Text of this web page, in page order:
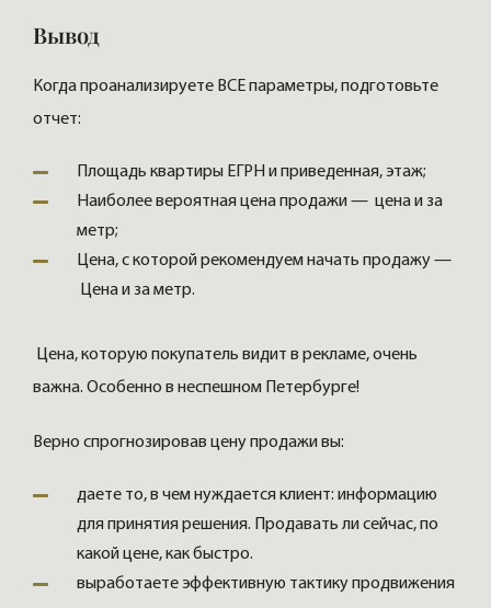
Вывод
Когда проанализируете ВСЕ параметры, подготовьте
отчет:
Площадь квартиры ЕГРН и приведенная, этаж;
Наиболее вероятная цена продажи — цена и за
метр;
Цена, с которой рекомендуем начать продажу —
Цена и за метр.
Цена, которую покупатель видит в рекламе, очень
важна. Особенно в неспешном Петербурге!
Верно спрогнозировав цену продажи вы:
даете то, в чем нуждается клиент: информацию
для принятия решения. Продавать ли сейчас, по
какой цене, как быстро.
выработаете эффективную тактику продвижения